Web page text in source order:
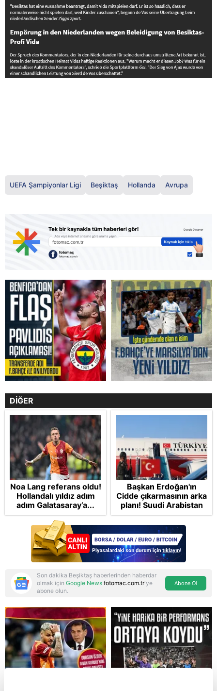
Reddet
UEFA Şampiyonlar Ligi Beşiktaş Hollanda Avrupa
DİĞER
Noa Lang referans oldu!
Hollandalı yıldız adım
adım Galatasaray’a...
Başkan Erdoğan'ın
Cidde çıkarmasının arka
planı! Suudi Arabistan
ve Pakistan'la Mekke
Anlaşması: "Tel Aviv için
'ölümcül ittifak"
Son dakika Beşiktaş haberlerinden haberdar
olmak için Google News fotomac.com.tr'ye
abone olun.
Abone Ol